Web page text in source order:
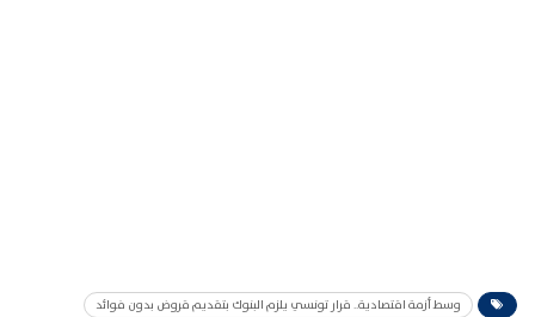
وسط أزمة اقتصادية.. قرار تونسي يلزم البنوك بتقديم قروض بدون فوائد